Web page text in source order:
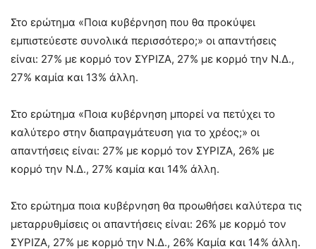
Στο ερώτημα «Ποια κυβέρνηση που θα προκύψει
εμπιστεύεστε συνολικά περισσότερο;» οι απαντήσεις
είναι: 27% με κορμό τον ΣΥΡΙΖΑ, 27% με κορμό την Ν.Δ.,
27% καμία και 13% άλλη.
Στο ερώτημα «Ποια κυβέρνηση μπορεί να πετύχει το
καλύτερο στην διαπραγμάτευση για το χρέος;» οι
απαντήσεις είναι: 27% με κορμό τον ΣΥΡΙΖΑ, 26% με
κορμό την Ν.Δ., 27% καμία και 14% άλλη.
Στο ερώτημα ποια κυβέρνηση θα προωθήσει καλύτερα τις
μεταρρυθμίσεις οι απαντήσεις είναι: 26% με κορμό τον
ΣΥΡΙΖΑ, 27% με κορμό την Ν.Δ., 26% Καμία και 14% άλλη.